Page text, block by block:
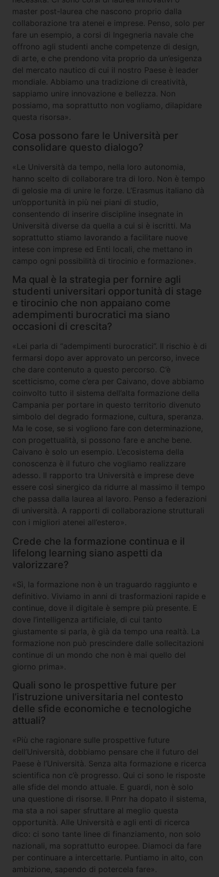
master post-laurea che nascono proprio dalla
collaborazione tra atenei e imprese. Penso, solo per
fare un esempio, a corsi di Ingegneria navale che
offrono agli studenti anche competenze di design,
di arte, e che prendono vita proprio da un’esigenza
del mercato nautico di cui il nostro Paese è leader
mondiale. Abbiamo una tradizione di creatività,
sappiamo unire innovazione e bellezza. Non
possiamo, ma soprattutto non vogliamo, dilapidare
questa risorsa».
Cosa possono fare le Università per
consolidare questo dialogo?
«Le Università da tempo, nella loro autonomia,
hanno scelto di collaborare tra di loro. Non è tempo
di gelosie ma di unire le forze. L’Erasmus italiano dà
un’opportunità in più nei piani di studio,
consentendo di inserire discipline insegnate in
Università diverse da quella a cui si è iscritti. Ma
soprattutto stiamo lavorando a facilitare nuove
intese con imprese ed Enti locali, che mettano in
campo ogni possibilità di tirocinio e formazione».
Ma qual è la strategia per fornire agli
studenti universitari opportunità di stage
e tirocinio che non appaiano come
adempimenti burocratici ma siano
occasioni di crescita?
«Lei parla di “adempimenti burocratici”. Il rischio è di
fermarsi dopo aver approvato un percorso, invece
che dare contenuto a questo percorso. C’è
scetticismo, come c’era per Caivano, dove abbiamo
coinvolto tutto il sistema dell’alta formazione della
Campania per portare in questo territorio divenuto
simbolo del degrado formazione, cultura, speranza.
Ma le cose, se si vogliono fare con determinazione,
con progettualità, si possono fare e anche bene.
Caivano è solo un esempio. L’ecosistema della
conoscenza è il futuro che vogliamo realizzare
adesso. Il rapporto tra Università e imprese deve
essere così sinergico da ridurre al massimo il tempo
che passa dalla laurea al lavoro. Penso a federazioni
di università. A rapporti di collaborazione strutturali
con i migliori atenei all’estero».
Crede che la formazione continua e il
lifelong learning siano aspetti da
valorizzare?
«Sì, la formazione non è un traguardo raggiunto e
definitivo. Viviamo in anni di trasformazioni rapide e
continue, dove il digitale è sempre più presente. E
dove l’intelligenza artificiale, di cui tanto
giustamente si parla, è già da tempo una realtà. La
formazione non può prescindere dalle sollecitazioni
continue di un mondo che non è mai quello del
giorno prima».
Quali sono le prospettive future per
l’istruzione universitaria nel contesto
delle sfide economiche e tecnologiche
attuali?
«Più che ragionare sulle prospettive future
dell’Università, dobbiamo pensare che il futuro del
Paese è l’Università. Senza alta formazione e ricerca
scientifica non c’è progresso. Qui ci sono le risposte
alle sfide del mondo attuale. E guardi, non è solo
una questione di risorse. Il Pnrr ha dopato il sistema,
ma sta a noi saper sfruttare al meglio questa
opportunità. Alle Università e agli enti di ricerca
dico: ci sono tante linee di finanziamento, non solo
nazionali, ma soprattutto europee. Diamoci da fare
per continuare a intercettarle. Puntiamo in alto, con
ambizione, sapendo di potercela fare».